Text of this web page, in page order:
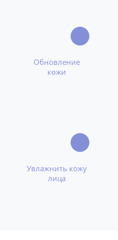
Обновление
кожи
Увлажнить кожу
лица